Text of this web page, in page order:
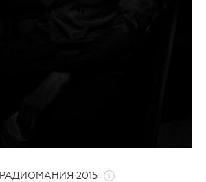
РАДИОМАНИЯ 2015